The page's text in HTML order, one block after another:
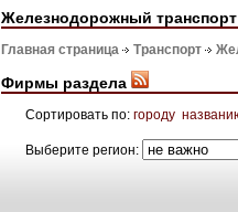
Железнодорожный транспорт
Главная страница Транспорт
Фирмы раздела
Сортировать по: городу
Выберите регион: